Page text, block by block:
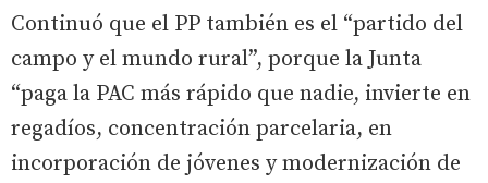
Continuó que el PP también es el “partido del
campo y el mundo rural”, porque la Junta
“paga la PAC más rápido que nadie, invierte en
regadíos, concentración parcelaria, en
incorporación de jóvenes y modernización de